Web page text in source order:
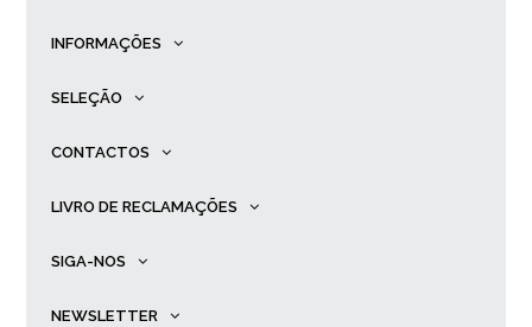
INFORMAÇÕES
SELEÇÃO
CONTACTOS
LIVRO DE RECLAMAÇÕES
SIGA-NOS
NEWSLETTER